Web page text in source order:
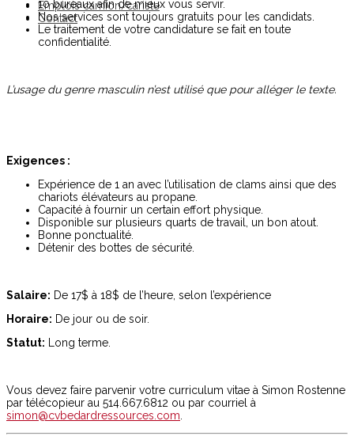
Emplois camion/cariste
Contact
10 bureaux afin de mieux vous servir.
Nos services sont toujours gratuits pour les candidats.
Le traitement de votre candidature se fait en toute
confidentialité.
L’usage du genre masculin n’est utilisé que pour alléger le texte.
Exigences :
Expérience de 1 an avec l’utilisation de clams ainsi que des
chariots élévateurs au propane.
Capacité à fournir un certain effort physique.
Disponible sur plusieurs quarts de travail, un bon atout.
Bonne ponctualité.
Détenir des bottes de sécurité.
Salaire: De 17$ à 18$ de l’heure, selon l’expérience
Horaire: De jour ou de soir.
Statut: Long terme.
Vous devez faire parvenir votre curriculum vitae à Simon Rostenne
par télécopieur au 514.667.6812 ou par courriel à
simon@cvbedardressources.com